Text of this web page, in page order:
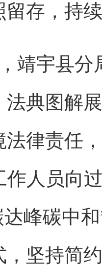
留存，持
宇县分
法典图解
律责任
作人员向
达峰碳中
，坚持简